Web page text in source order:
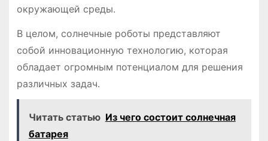
окружающей среды.
В целом, солнечные роботы представляют
собой инновационную технологию, которая
обладает огромным потенциалом для решения
различных задач.
Читать статью Из чего состоит солнечная
батарея